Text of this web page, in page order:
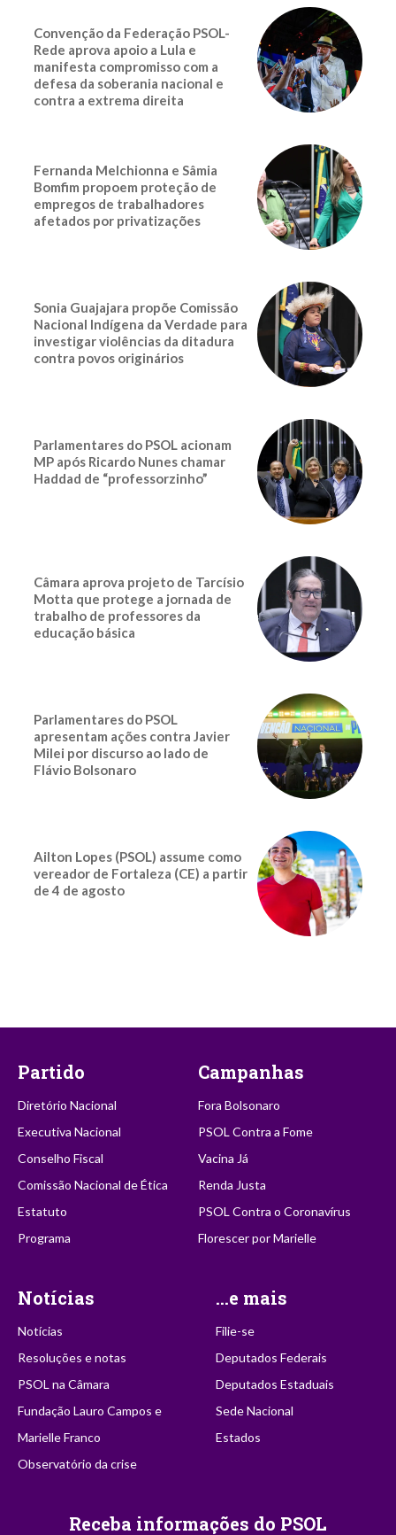
Convenção da Federação PSOL-
Rede aprova apoio a Lula e
manifesta compromisso com a
defesa da soberania nacional e
contra a extrema direita
Fernanda Melchionna e Sâmia
Bomfim propoem proteção de
empregos de trabalhadores
afetados por privatizações
Sonia Guajajara propõe Comissão
Nacional Indígena da Verdade para
investigar violências da ditadura
contra povos originários
Parlamentares do PSOL acionam
MP após Ricardo Nunes chamar
Haddad de “professorzinho”
Câmara aprova projeto de Tarcísio
Motta que protege a jornada de
trabalho de professores da
educação básica
Parlamentares do PSOL
apresentam ações contra Javier
Milei por discurso ao lado de
Flávio Bolsonaro
Ailton Lopes (PSOL) assume como
vereador de Fortaleza (CE) a partir
de 4 de agosto
Partido
Diretório Nacional
Executiva Nacional
Conselho Fiscal
Comissão Nacional de Ética
Estatuto
Programa
Campanhas
Fora Bolsonaro
PSOL Contra a Fome
Vacina Já
Renda Justa
PSOL Contra o Coronavírus
Florescer por Marielle
Notícias
Notícias
Resoluções e notas
PSOL na Câmara
Fundação Lauro Campos e
Marielle Franco
Observatório da crise
...e mais
Filie-se
Deputados Federais
Deputados Estaduais
Sede Nacional
Estados
Receba informações do PSOL